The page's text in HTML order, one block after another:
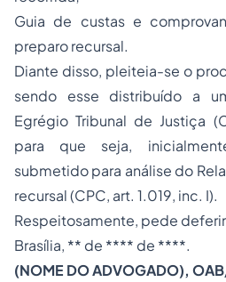
Guia de custas e
preparo recursal.
Diante disso, pleiteia-se o
sendo esse distribuído a
Egrégio Tribunal de Justiça
para que seja,
submetido para análise do
recursal (CPC, art. 1.019, inc. I).
Respeitosamente, pede
Brasília, ** de **** de ****.
(NOME DO ADVOGADO),